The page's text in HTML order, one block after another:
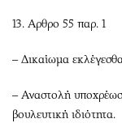
13. Αρθρο 55 παρ. 1
– Δικαίωμα
– Αναστολή
βουλευτική ιδιότητα.